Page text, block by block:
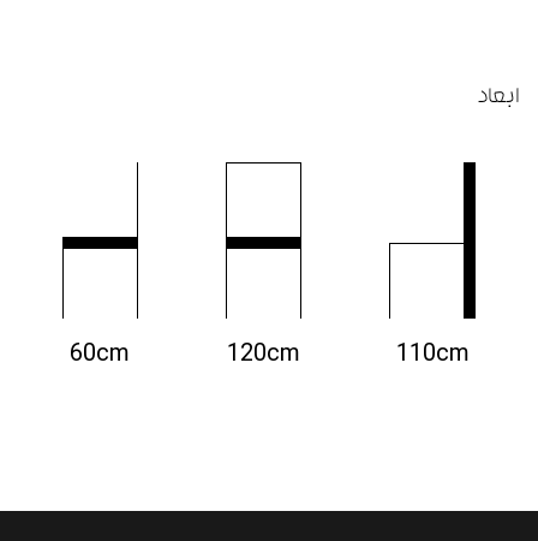
ابعاد
110cm
120cm
60cm